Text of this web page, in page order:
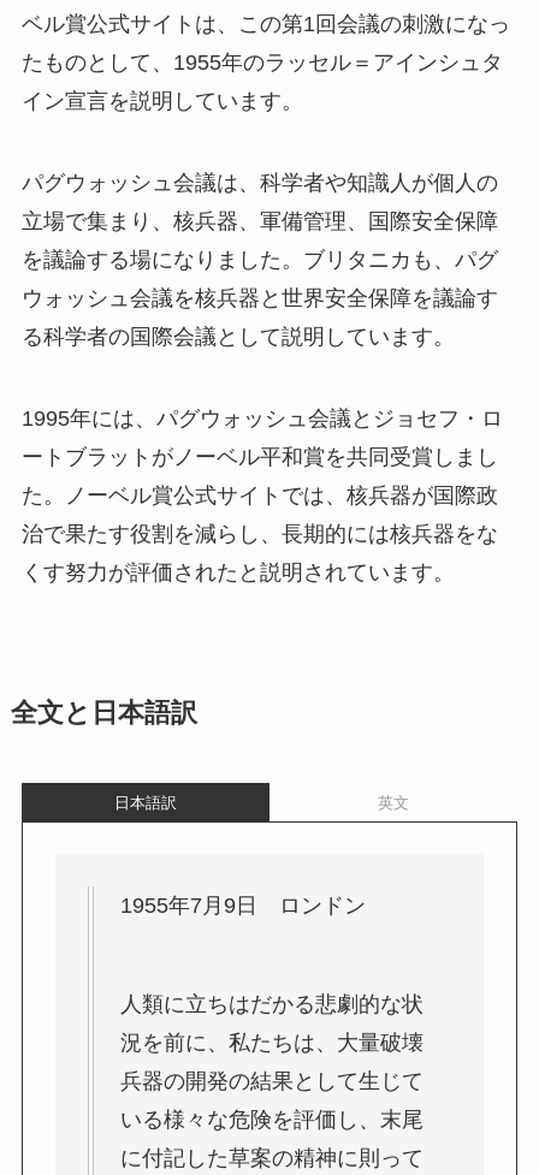
ベル賞公式サイトは、この第1回会議の刺激になっ
たものとして、1955年のラッセル＝アインシュタ
イン宣言を説明しています。
パグウォッシュ会議は、科学者や知識人が個人の
立場で集まり、核兵器、軍備管理、国際安全保障
を議論する場になりました。ブリタニカも、パグ
ウォッシュ会議を核兵器と世界安全保障を議論す
る科学者の国際会議として説明しています。
1995年には、パグウォッシュ会議とジョセフ・ロ
ートブラットがノーベル平和賞を共同受賞しまし
た。ノーベル賞公式サイトでは、核兵器が国際政
治で果たす役割を減らし、長期的には核兵器をな
くす努力が評価されたと説明されています。
全文と日本語訳
日本語訳 英文
1955年7月9日 ロンドン
人類に立ちはだかる悲劇的な状
況を前に、私たちは、大量破壊
兵器の開発の結果として生じて
いる様々な危険を評価し、末尾
に付記した草案の精神に則って